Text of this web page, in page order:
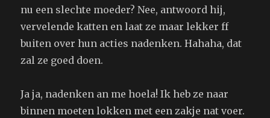
nu een slechte moeder? Nee, antwoord hij,
vervelende katten en laat ze maar lekker ff
buiten over hun acties nadenken. Hahaha, dat
zal ze goed doen.
Ja ja, nadenken an me hoela! Ik heb ze naar
binnen moeten lokken met een zakje nat voer.